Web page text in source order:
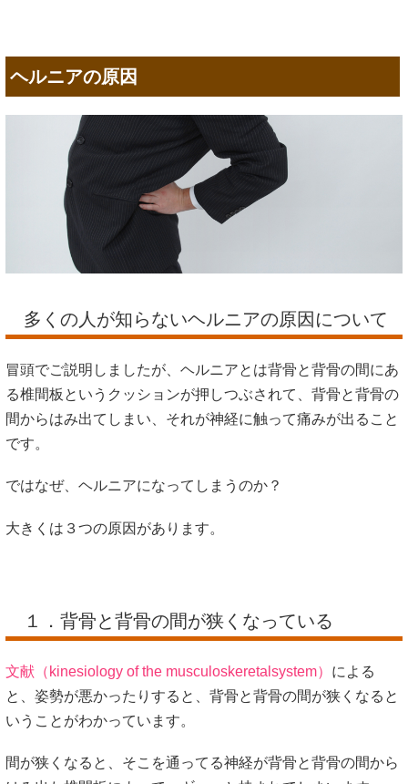
ヘルニアの原因
多くの人が知らないヘルニアの原因について
冒頭でご説明しましたが、ヘルニアとは背骨と背骨の間にあ
る椎間板というクッションが押しつぶされて、背骨と背骨の
間からはみ出てしまい、それが神経に触って痛みが出ること
です。
ではなぜ、ヘルニアになってしまうのか？
大きくは３つの原因があります。
１．背骨と背骨の間が狭くなっている
文献（kinesiology of the musculoskeretalsystem） による
と、姿勢が悪かったりすると、背骨と背骨の間が狭くなると
いうことがわかっています。
間が狭くなると、そこを通ってる神経が背骨と背骨の間から